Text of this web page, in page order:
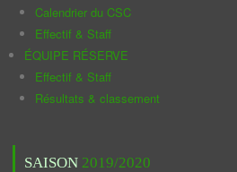
Calendrier du CSC
Effectif & Staff
ÉQUIPE RÉSERVE
Effectif & Staff
Résultats & classement
SAISON 2019/2020